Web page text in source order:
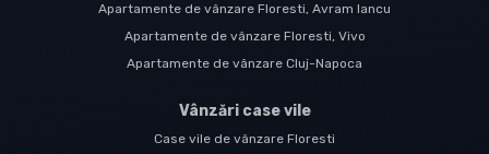
Apartamente de vânzare Floresti, Avram Iancu
Apartamente de vânzare Floresti, Vivo
Apartamente de vânzare Cluj-Napoca
Vânzări case vile
Case vile de vânzare Floresti